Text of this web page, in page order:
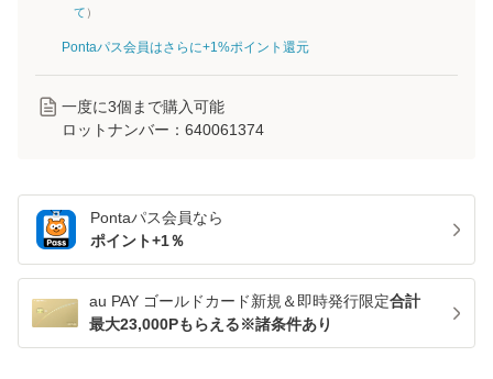
て ）
Pontaパス会員はさらに+1%ポイント還元
一度に3個まで購入可能
ロットナンバー： 640061374
Pontaパス会員なら
ポイント+1％
au PAY ゴールドカード新規＆即時発行限定合計
最大23,000Pもらえる※諸条件あり